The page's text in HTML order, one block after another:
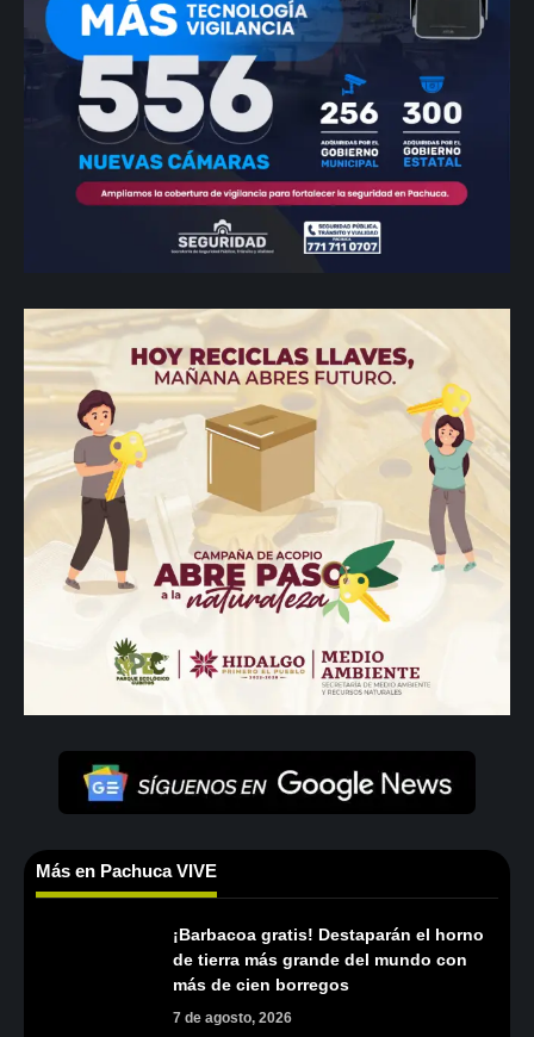
Más en Pachuca VIVE
¡Barbacoa gratis! Destaparán el horno
de tierra más grande del mundo con
más de cien borregos
7 de agosto, 2026